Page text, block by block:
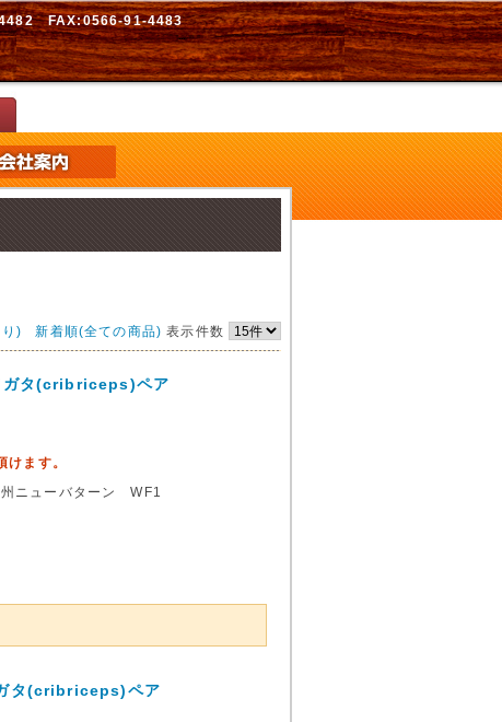
FAX:0566-91-4483
) 新着順(全ての商品) 表示件数
ガタ(cribriceps)ペア
ます。
ニューバターン WF1
ガタ(cribriceps)ペア